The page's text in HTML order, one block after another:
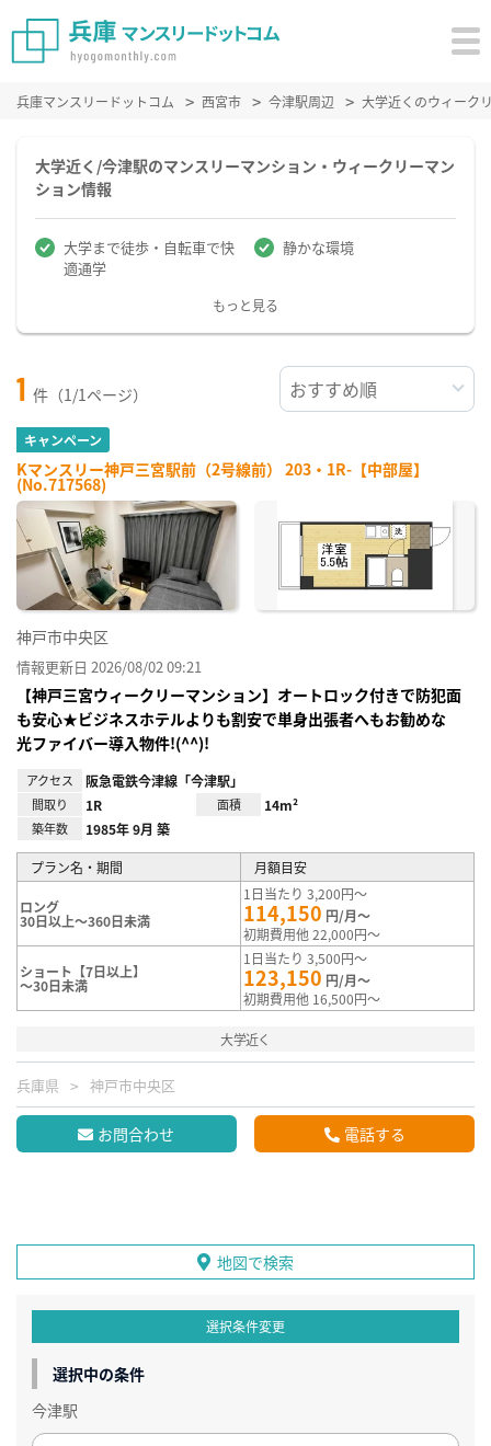
兵庫マンスリードットコム 西宮市 今津駅周辺 大学近くのウィーク
大学近く/今津駅のマンスリーマンション・ウィークリーマン
ション情報
大学まで徒歩・自転車で快
適通学
静かな環境
もっと見る
1 件（1/1ページ）
キャンペーン
Kマンスリー神戸三宮駅前（2号線前） 203・1R-【中部屋】
(No.717568)
神戸市中央区
情報更新日 2026/08/02 09:21
【神戸三宮ウィークリーマンション】オートロック付きで防犯面
も安心★ビジネスホテルよりも割安で単身出張者へもお勧めな
光ファイバー導入物件!(^^)!
アクセス 阪急電鉄今津線「今津駅」
間取り 1R 面積 14m²
築年数 1985年 9月 築
プラン名・期間 月額目安
ロング
30日以上～360日未満
1日当たり 3,200円～
114,150 円/月～
初期費用他 22,000円～
ショート【7日以上】
～30日未満
1日当たり 3,500円～
123,150 円/月～
初期費用他 16,500円～
大学近く
兵庫県 神戸市中央区
お問合わせ 電話する
地図で検索
選択条件変更
選択中の条件
今津駅